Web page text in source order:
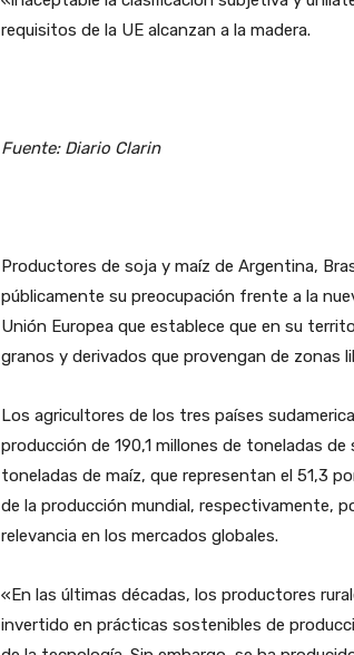
requisitos de la UE alcanzan a la madera.
Fuente: Diario Clarin
Productores de soja y maíz de Argentina,
públicamente su preocupación frente a la
Unión Europea que establece que en su
granos y derivados que provengan de zonas
Los agricultores de los tres países
producción de 190,1 millones de toneladas de
toneladas de maíz, que representan el 51,3
de la producción mundial, respectivamente,
relevancia en los mercados globales.
«En las últimas décadas, los productores
invertido en prácticas sostenibles de